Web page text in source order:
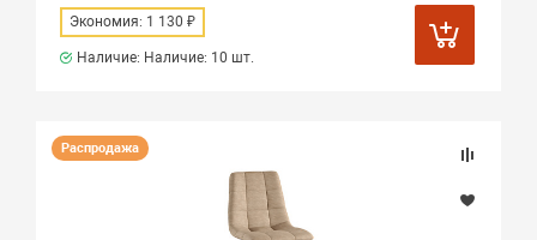
Экономия: 1 130 ₽
Наличие: Наличие: 10 шт.
Распродажа